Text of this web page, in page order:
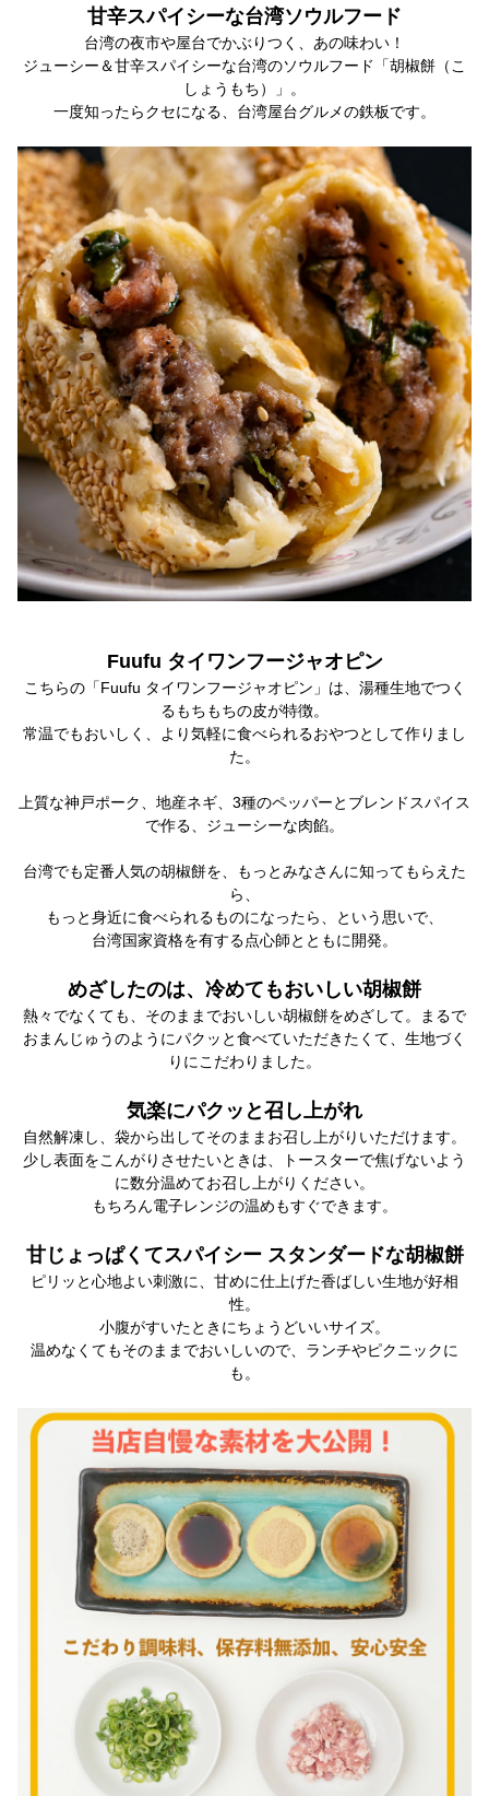
甘辛スパイシーな台湾ソウルフード
台湾の夜市や屋台でかぶりつく、あの味わい！
ジューシー＆甘辛スパイシーな台湾のソウルフード「胡椒餅（こ
しょうもち）」。
一度知ったらクセになる、台湾屋台グルメの鉄板です。
Fuufu タイワンフージャオピン
こちらの「Fuufu タイワンフージャオピン」は、湯種生地でつく
るもちもちの皮が特徴。
常温でもおいしく、より気軽に食べられるおやつとして作りまし
た。
上質な神戸ポーク、地産ネギ、3種のペッパーとブレンドスパイス
で作る、ジューシーな肉餡。
台湾でも定番人気の胡椒餅を、もっとみなさんに知ってもらえた
ら、
もっと身近に食べられるものになったら、という思いで、
台湾国家資格を有する点心師とともに開発。
めざしたのは、冷めてもおいしい胡椒餅
熱々でなくても、そのままでおいしい胡椒餅をめざして。まるで
おまんじゅうのようにパクッと食べていただきたくて、生地づく
りにこだわりました。
気楽にパクッと召し上がれ
自然解凍し、袋から出してそのままお召し上がりいただけます。
少し表面をこんがりさせたいときは、トースターで焦げないよう
に数分温めてお召し上がりください。
もちろん電子レンジの温めもすぐできます。
甘じょっぱくてスパイシー スタンダードな胡椒餅
ピリッと心地よい刺激に、甘めに仕上げた香ばしい生地が好相
性。
小腹がすいたときにちょうどいいサイズ。
温めなくてもそのままでおいしいので、ランチやピクニックに
も。